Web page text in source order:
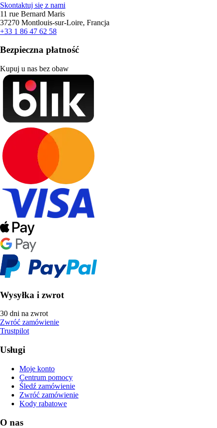
Skontaktuj się z nami
11 rue Bernard Maris
37270 Montlouis-sur-Loire, Francja
+33 1 86 47 62 58
Bezpieczna płatność
Kupuj u nas bez obaw
Wysyłka i zwrot
30 dni na zwrot
Zwróć zamówienie
Trustpilot
Usługi
Moje konto
Centrum pomocy
Śledź zamówienie
Zwróć zamówienie
Kody rabatowe
O nas